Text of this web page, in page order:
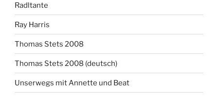
Radltante
Ray Harris
Thomas Stets 2008
Thomas Stets 2008 (deutsch)
Unserwegs mit Annette und Beat